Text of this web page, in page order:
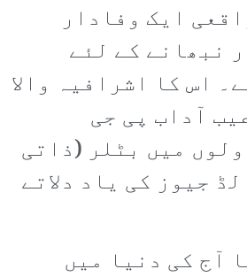
ایک وفادار
نبھانے کے لئے
اس کا اشرافیہ والا
آداب پی جی
میں بٹلر (ذاتی
جیوز کی یاد دلاتے
آج کی دنیا میں